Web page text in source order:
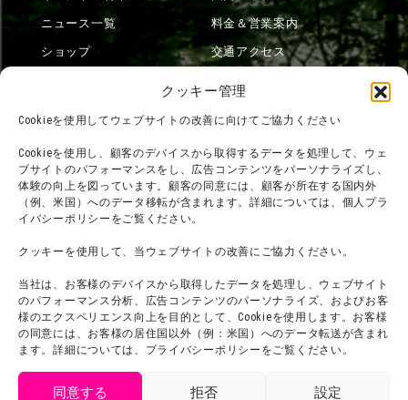
クッキー管理
Cookieを使用してウェブサイトの改善に向けてご協力ください
Cookieを使用し、顧客のデバイスから取得するデータを処理して、ウェ
ブサイトのパフォーマンスをし、広告コンテンツをパーソナライズし、
体験の向上を図っています。顧客の同意には、顧客が所在する国内外
（例、米国）へのデータ移転が含まれます。詳細については、個人プラ
イバシーポリシーをご覧ください。
クッキーを使用して、当ウェブサイトの改善にご協力ください。
当社は、お客様のデバイスから取得したデータを処理し、ウェブサイト
のパフォーマンス分析、広告コンテンツのパーソナライズ、およびお客
様のエクスペリエンス向上を目的として、Cookieを使用します。お客様
の同意には、お客様の居住国以外（例：米国）へのデータ転送が含まれ
ます。詳細については、プライバシーポリシーをご覧ください。
同意する 拒否 設定
ニュース一覧
ショップ
料金＆営業案内
交通アクセス
団体利用について
お問い合わせ
利用規約
プライバシーポリシー
プレスリリース
メディア掲載実績
会社概要
スタッフ募集